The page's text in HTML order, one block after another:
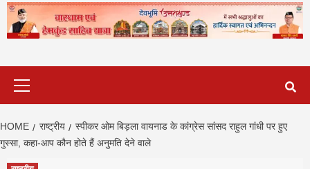
HOME राष्ट्रीय
स्‍पीकर ओम बिड़ला वायनाड के कांग्रेस सांसद राहुल गांधी पर हुए
गुस्‍सा, कहा-आप कौन होते हैं अनुमति देने वाले